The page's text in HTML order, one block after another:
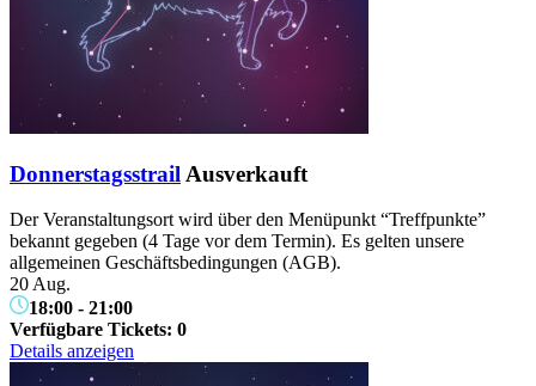
Donnerstagsstrail Ausverkauft
Der Veranstaltungsort wird über den Menüpunkt “Treffpunkte”
bekannt gegeben (4 Tage vor dem Termin). Es gelten unsere
allgemeinen Geschäftsbedingungen (AGB).
20 Aug.
18:00 - 21:00
Verfügbare Tickets: 0
Details anzeigen